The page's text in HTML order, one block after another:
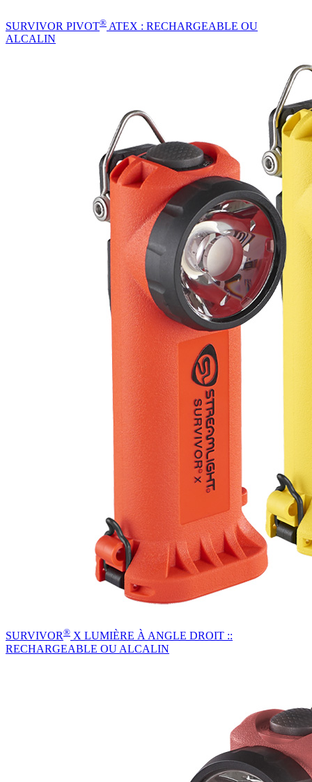
SURVIVOR PIVOT® ATEX : RECHARGEABLE OU
ALCALIN
SURVIVOR® X LUMIÈRE À ANGLE DROIT ::
RECHARGEABLE OU ALCALIN